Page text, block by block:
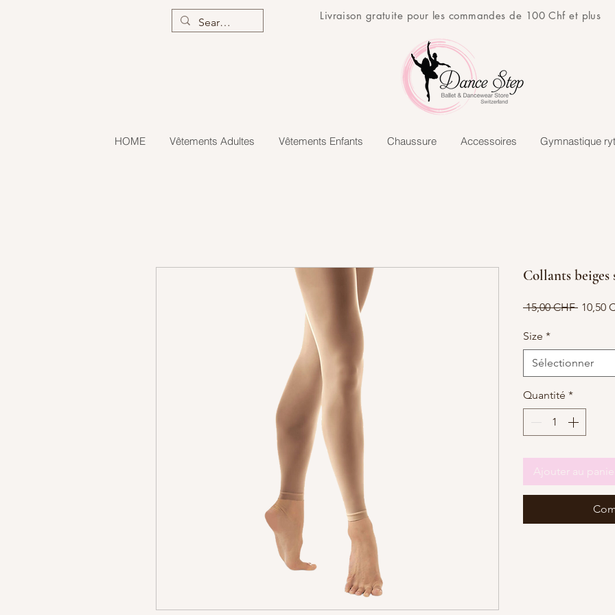
Livraison gratuite pour les commandes de 100 Chf et plus
HOME Vêtements Adultes Vêtements Enfants Chaussure Accessoires Gymnastique
Collants beiges
15,00 CHF Prix
10,50
Size *
Sélectionner
Quantité *
Ajouter au